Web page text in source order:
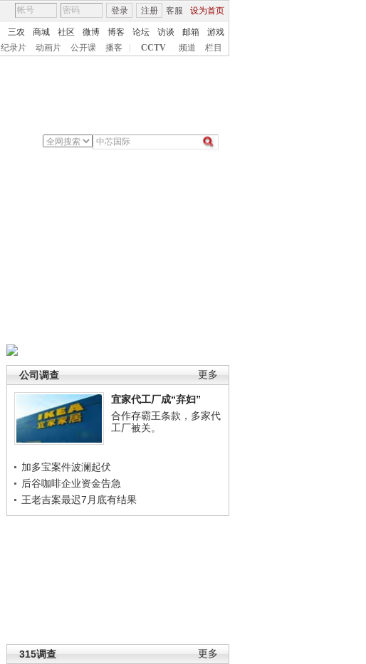
客服 设为首页
登录 注册
三农 商城 社区 微博 博客 论坛 访谈 邮箱
游戏
纪录片 动画片 公开课 播客 CCTV 频道 栏目
更多
公司调查
宜家代工厂成“弃妇”
合作存霸王条款，多家代
工厂被关。
加多宝案件波澜起伏
后谷咖啡企业资金告急
王老吉案最迟7月底有结果
更多
315调查